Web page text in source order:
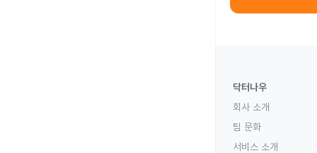
닥터나우
회사 소개
팀 문화
서비스 소개